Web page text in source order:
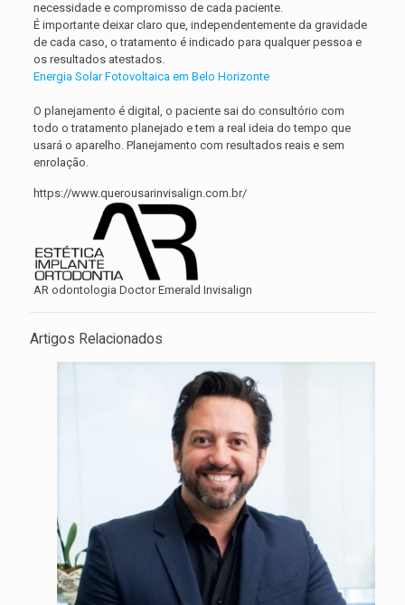
necessidade e compromisso de cada paciente.
É importante deixar claro que, independentemente da gravidade
de cada caso, o tratamento é indicado para qualquer pessoa e
os resultados atestados.
Energia Solar Fotovoltaica em Belo Horizonte
O planejamento é digital, o paciente sai do consultório com
todo o tratamento planejado e tem a real ideia do tempo que
usará o aparelho. Planejamento com resultados reais e sem
enrolação.
https://www.querousarinvisalign.com.br/
AR odontologia Doctor Emerald Invisalign
Artigos Relacionados